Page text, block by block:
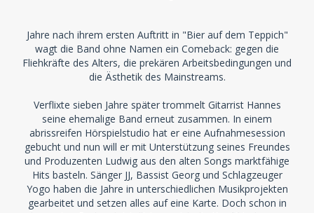
Jahre nach ihrem ersten Auftritt in "Bier auf dem Teppich"
wagt die Band ohne Namen ein Comeback: gegen die
Fliehkräfte des Alters, die prekären Arbeitsbedingungen und
die Ästhetik des Mainstreams.
Verflixte sieben Jahre später trommelt Gitarrist Hannes
seine ehemalige Band erneut zusammen. In einem
abrissreifen Hörspielstudio hat er eine Aufnahmesession
gebucht und nun will er mit Unterstützung seines Freundes
und Produzenten Ludwig aus den alten Songs marktfähige
Hits basteln. Sänger JJ, Bassist Georg und Schlagzeuger
Yogo haben die Jahre in unterschiedlichen Musikprojekten
gearbeitet und setzen alles auf eine Karte. Doch schon in